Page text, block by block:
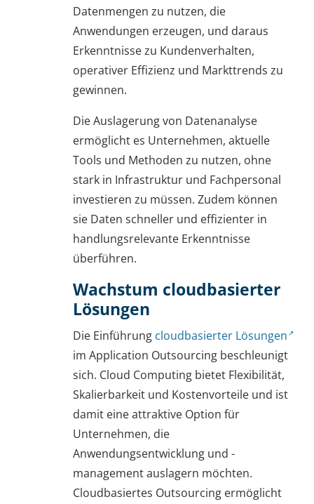
Datenmengen zu nutzen, die
Anwendungen erzeugen, und daraus
Erkenntnisse zu Kundenverhalten,
operativer Effizienz und Markttrends zu
gewinnen.
Die Auslagerung von Datenanalyse
ermöglicht es Unternehmen, aktuelle
Tools und Methoden zu nutzen, ohne
stark in Infrastruktur und Fachpersonal
investieren zu müssen. Zudem können
sie Daten schneller und effizienter in
handlungsrelevante Erkenntnisse
überführen.
Wachstum cloudbasierter
Lösungen
Die Einführung cloudbasierter Lösungen
im Application Outsourcing beschleunigt
sich. Cloud Computing bietet Flexibilität,
Skalierbarkeit und Kostenvorteile und ist
damit eine attraktive Option für
Unternehmen, die
Anwendungsentwicklung und -
management auslagern möchten.
Cloudbasiertes Outsourcing ermöglicht